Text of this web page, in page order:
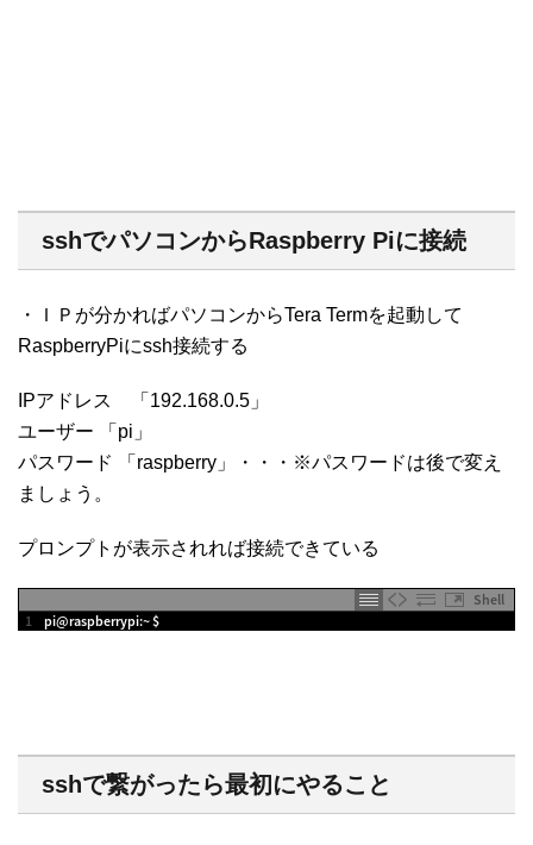
sshでパソコンからRaspberry Piに接続
・ＩＰが分かればパソコンからTera Termを起動して
RaspberryPiにssh接続する
IPアドレス 「192.168.0.5」
ユーザー 「pi」
パスワード 「raspberry」・・・※パスワードは後で変え
ましょう。
プロンプトが表示されれば接続できている
Shell
1
pi@raspberrypi:~$
sshで繋がったら最初にやること